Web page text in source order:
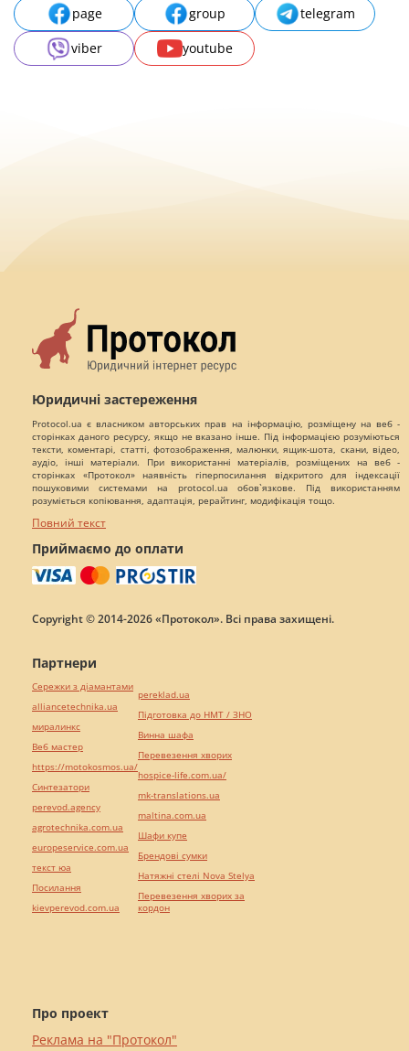
page group
telegram
viber
youtube
Юридичні застереження
Protocol.ua є власником авторських прав на інформацію, розміщену на веб -
сторінках даного ресурсу, якщо не вказано інше. Під інформацією розуміються
тексти, коментарі, статті, фотозображення, малюнки, ящик-шота, скани, відео,
аудіо, інші матеріали. При використанні матеріалів, розміщених на веб -
сторінках «Протокол» наявність гіперпосилання відкритого для індексації
пошуковими системами на protocol.ua обов`язкове. Під використанням
розуміється копіювання, адаптація, рерайтинг, модифікація тощо.
Повний текст
Приймаємо до оплати
Copyright © 2014-2026 «Протокол». Всі права захищені.
Про проект
Реклама на "Протокол"
Партнери
Сережки з діамантами
alliancetechnika.ua
миралинкс
Веб мастер
https://motokosmos.ua/
Синтезатори
perevod.agency
agrotechnika.com.ua
europeservice.com.ua
текст юа
Посилання
kievperevod.com.ua
pereklad.ua
Підготовка до НМТ / ЗНО
Винна шафа
Перевезення хворих
hospice-life.com.ua/
mk-translations.ua
maltina.com.ua
Шафи купе
Брендові сумки
Натяжні стелі Nova Stelya
Перевезення хворих за
кордон